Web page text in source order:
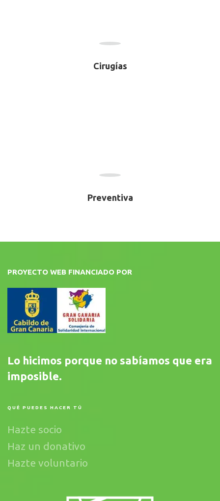
Cirugías
Preventiva
PROYECTO WEB FINANCIADO POR
Lo hicimos porque no sabíamos que era
imposible.
QUÉ PUEDES HACER TÚ
Hazte socio
Haz un donativo
Hazte voluntario